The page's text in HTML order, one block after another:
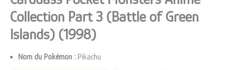
Collection Part 3 (Battle of Green
Islands) (1998)
Nom du Pokémon :Pikachu